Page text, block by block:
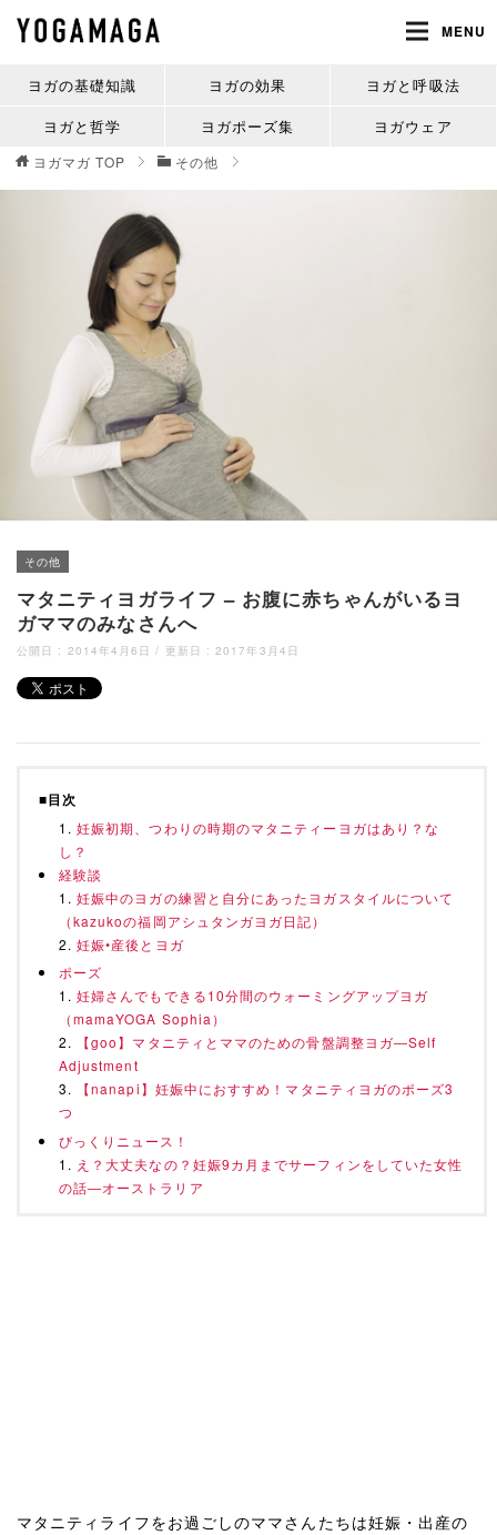
MENU
ヨガの基礎知識 ヨガの効果
ヨガと呼吸法
ヨガと哲学
ヨガポーズ集 ヨガウェア
ヨガマガ TOP その他
その他
マタニティヨガライフ – お腹に赤ちゃんがいるヨ
ガママのみなさんへ
公開日 : 2014年4月6日 / 更新日 : 2017年3月4日
■目次
妊娠初期、つわりの時期のマタニティーヨガはあり？な
し？
経験談
妊娠中のヨガの練習と自分にあったヨガスタイルについて
（kazukoの福岡アシュタンガヨガ日記）
妊娠•産後とヨガ
ポーズ
妊婦さんでもできる10分間のウォーミングアップヨガ
（mamaYOGA Sophia）
【goo】マタニティとママのための骨盤調整ヨガ―Self
Adjustment
【nanapi】妊娠中におすすめ！マタニティヨガのポーズ3
つ
びっくりニュース！
え？大丈夫なの？妊娠9カ月までサーフィンをしていた女性
の話―オーストラリア
マタニティライフをお過ごしのママさんたちは妊娠・出産の